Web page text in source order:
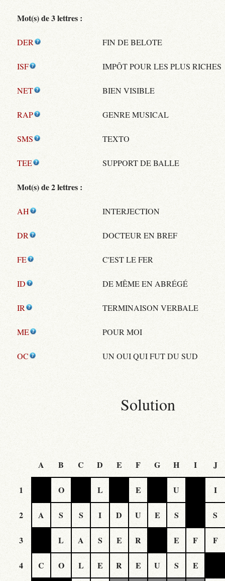
Mot(s) de 3 lettres :
DER FIN DE BELOTE
ISF IMPÔT POUR LES PLUS RICHES
NET BIEN VISIBLE
RAP GENRE MUSICAL
SMS TEXTO
TEE SUPPORT DE BALLE
Mot(s) de 2 lettres :
AH INTERJECTION
DR DOCTEUR EN BREF
FE C'EST LE FER
ID DE MÊME EN ABRÉGÉ
IR TERMINAISON VERBALE
ME POUR MOI
OC UN OUI QUI FUT DU SUD
Solution
A B C D E F G H I J
1 O L E U I
2 A S S I D U E S S
3 L A S E R E F F
4 C O L E R E U S E